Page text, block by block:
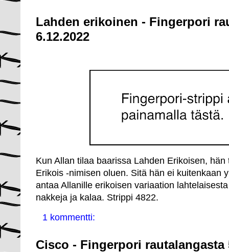
Lahden erikoinen - Fingerpori
6.12.2022
Kun Allan tilaa baarissa Lahden Erikoisen,
Erikois -nimisen oluen. Sitä hän ei kuitenkaan
antaa Allanille erikoisen variaation
nakkeja ja kalaa. Strippi 4822.
1 kommentti:
Cisco - Fingerpori rautalangasta